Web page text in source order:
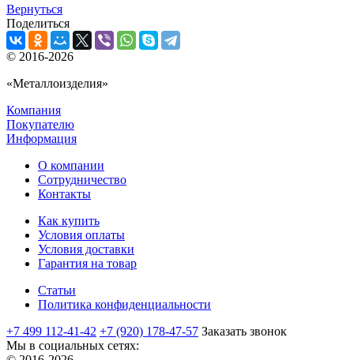
Вернуться
Поделиться
© 2016-2026
«Металлоизделия»
Компания
Покупателю
Информация
О компании
Сотрудничество
Контакты
Как купить
Условия оплаты
Условия доставки
Гарантия на товар
Статьи
Политика конфиденциальности
+7 499 112-41-42 +7 (920) 178-47-57 Заказать звонок
Мы в социальных сетях: